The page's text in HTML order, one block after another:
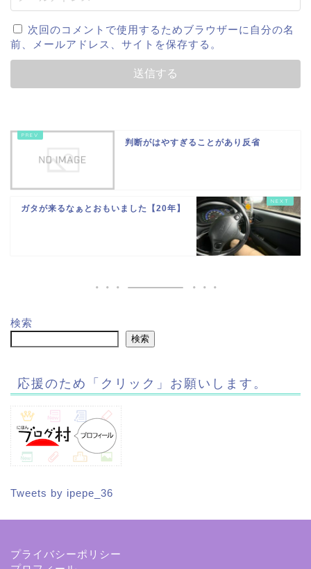
次回のコメントで使用するためブラウザーに自分の名
前、メールアドレス、サイトを保存する。
判断がはやすぎることがあり反省
ガタが来るなぁとおもいました【20年】
検索
検索
応援のため「クリック」お願いします。
Tweets by ipepe_36
プライバシーポリシー